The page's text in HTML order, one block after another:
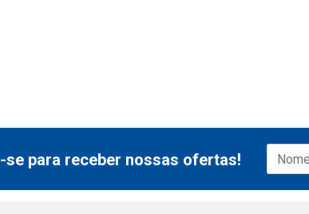
se para receber nossas ofertas!